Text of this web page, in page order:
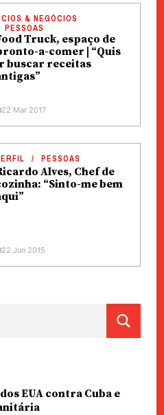
& NEGÓCIOS
PESSOAS
Truck, espaço de
a-comer | “Quis
buscar receitas
22 Mar 2017
PESSOAS
Alves, Chef de
“Sinto-me bem
22 Jun 2015
EUA contra Cuba e